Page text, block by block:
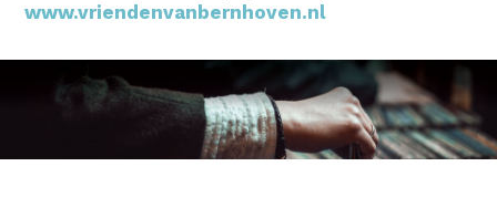
www.vriendenvanbernhoven.nl